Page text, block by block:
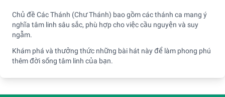
Chủ đề Các Thánh (Chư Thánh) bao gồm các thánh ca mang ý
nghĩa tâm linh sâu sắc, phù hợp cho việc cầu nguyện và suy
ngẫm.
Khám phá và thưởng thức những bài hát này để làm phong phú
thêm đời sống tâm linh của bạn.